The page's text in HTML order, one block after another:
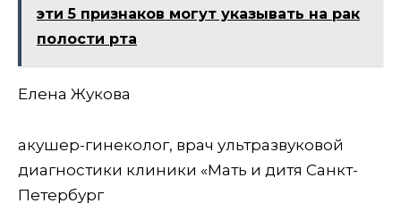
эти 5 признаков могут указывать на рак
полости рта
Елена Жукова
акушер-гинеколог, врач ультразвуковой
диагностики клиники «Мать и дитя Санкт-
Петербург